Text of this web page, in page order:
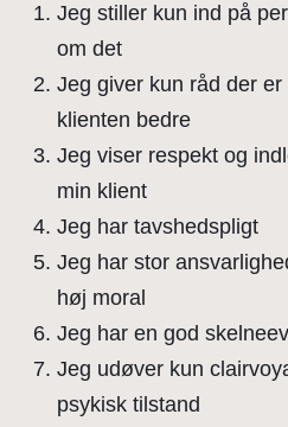
Jeg stiller kun ind på
om det
Jeg giver kun råd der
klienten bedre
Jeg viser respekt og
min klient
Jeg har tavshedspligt
Jeg har stor
høj moral
Jeg har en god
Jeg udøver kun
psykisk tilstand